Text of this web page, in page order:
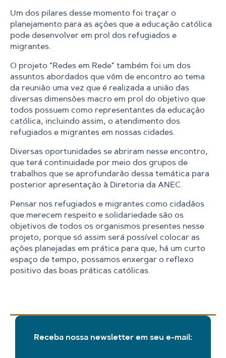
Um dos pilares desse momento foi traçar o
planejamento para as ações que a educação católica
pode desenvolver em prol dos refugiados e
migrantes.
O projeto “Redes em Rede” também foi um dos
assuntos abordados que vêm de encontro ao tema
da reunião uma vez que é realizada a união das
diversas dimensões macro em prol do objetivo que
todos possuem como representantes da educação
católica, incluindo assim, o atendimento dos
refugiados e migrantes em nossas cidades.
Diversas oportunidades se abriram nesse encontro,
que terá continuidade por meio dos grupos de
trabalhos que se aprofundarão dessa temática para
posterior apresentação à Diretoria da ANEC.
Pensar nos refugiados e migrantes como cidadãos
que merecem respeito e solidariedade são os
objetivos de todos os organismos presentes nesse
projeto, porque só assim será possível colocar as
ações planejadas em prática para que, há um curto
espaço de tempo, possamos enxergar o reflexo
positivo das boas práticas católicas.
Receba nossa newsletter em seu e-mail: